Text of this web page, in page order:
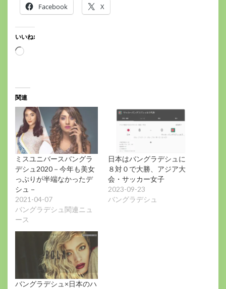
Facebook X
いいね:
読
中…
関連
ミスユニバースバングラ
デシュ2020－今年も美女
っぷりが半端なかったデ
シュ－
2021-04-07
バングラデシュ関連ニュ
ース
日本はバングラデシュに
８対０で大勝、アジア大
会・サッカー女子
2023-09-23
バングラデシュ
バングラデシュ×日本のハ